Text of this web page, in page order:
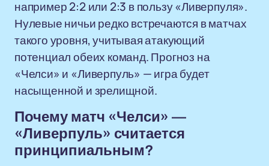
например 2:2 или 2:3 в пользу «Ливерпуля».
Нулевые ничьи редко встречаются в матчах
такого уровня, учитывая атакующий
потенциал обеих команд. Прогноз на
«Челси» и «Ливерпуль» — игра будет
насыщенной и зрелищной.
Почему матч «Челси» —
«Ливерпуль» считается
принципиальным?